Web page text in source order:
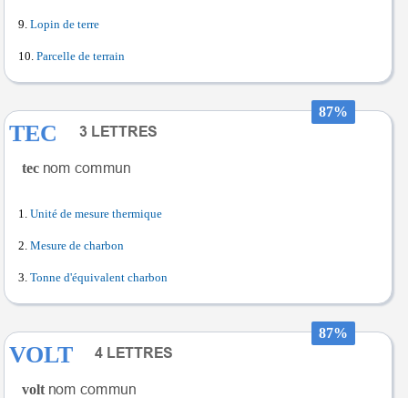
Lopin de terre
Parcelle de terrain
87%
TEC
tec
Unité de mesure thermique
Mesure de charbon
Tonne d'équivalent charbon
87%
VOLT
volt